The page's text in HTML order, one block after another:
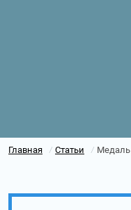
Главная / Статьи / Медаль